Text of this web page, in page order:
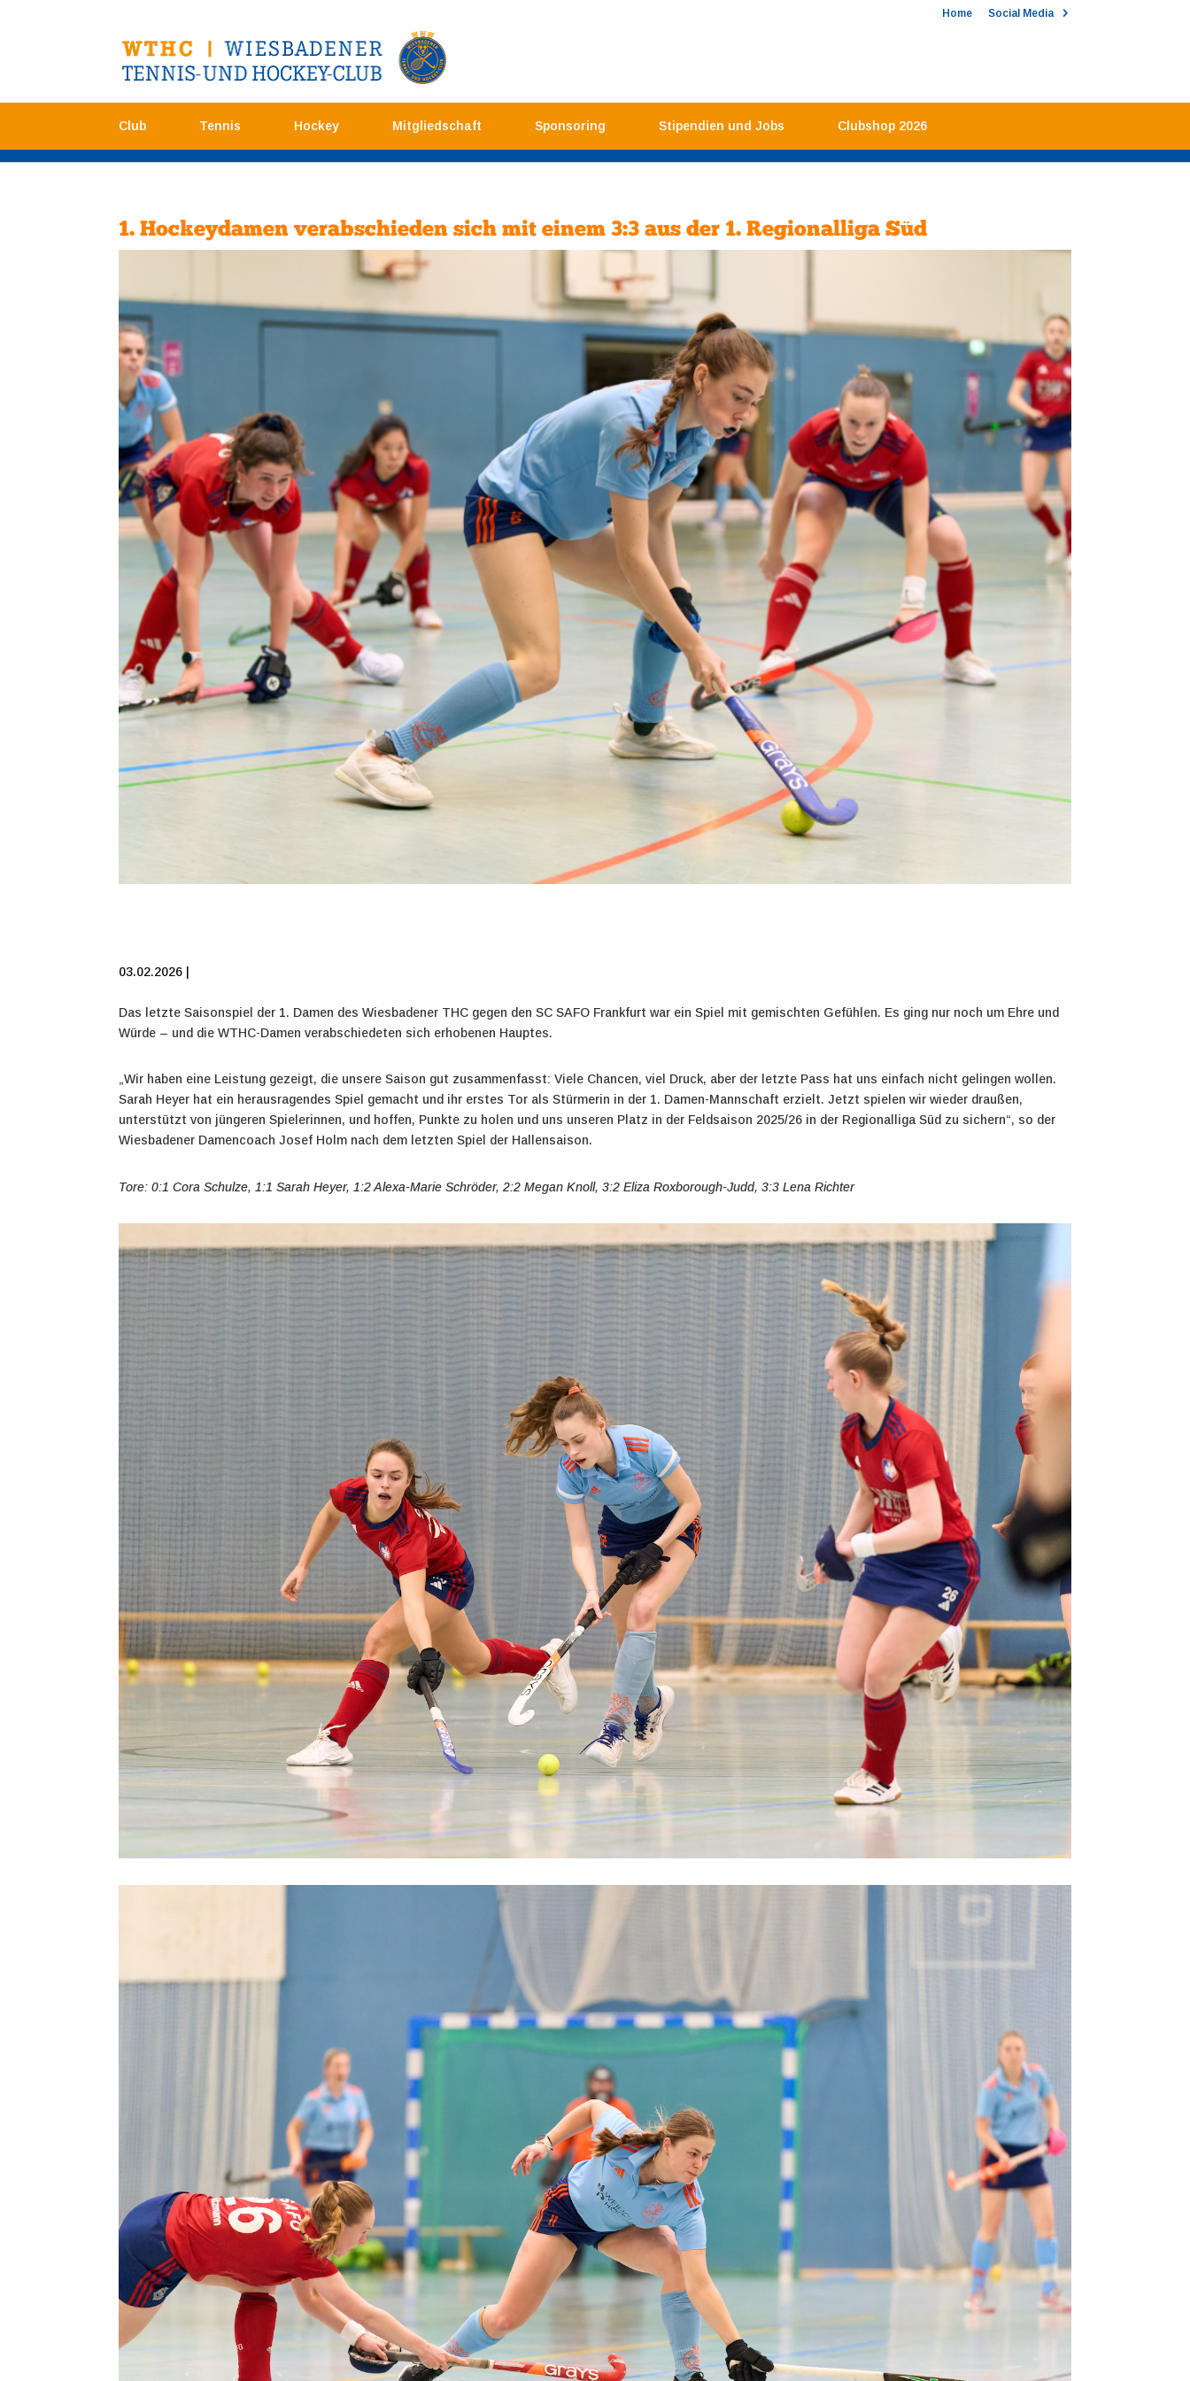
Home Social Media
Club Tennis Hockey Mitgliedschaft Sponsoring Stipendien und Jobs Clubshop 2026
1. Hockeydamen verabschieden sich mit einem 3:3 aus der 1. Regionalliga Süd
03.02.2026 |
Das letzte Saisonspiel der 1. Damen des Wiesbadener THC gegen den SC SAFO Frankfurt war ein Spiel mit gemischten Gefühlen. Es ging nur noch um Ehre und
Würde – und die WTHC-Damen verabschiedeten sich erhobenen Hauptes.
„Wir haben eine Leistung gezeigt, die unsere Saison gut zusammenfasst: Viele Chancen, viel Druck, aber der letzte Pass hat uns einfach nicht gelingen wollen.
Sarah Heyer hat ein herausragendes Spiel gemacht und ihr erstes Tor als Stürmerin in der 1. Damen-Mannschaft erzielt. Jetzt spielen wir wieder draußen,
unterstützt von jüngeren Spielerinnen, und hoffen, Punkte zu holen und uns unseren Platz in der Feldsaison 2025/26 in der Regionalliga Süd zu sichern“, so der
Wiesbadener Damencoach Josef Holm nach dem letzten Spiel der Hallensaison.
Tore: 0:1 Cora Schulze, 1:1 Sarah Heyer, 1:2 Alexa-Marie Schröder, 2:2 Megan Knoll, 3:2 Eliza Roxborough-Judd, 3:3 Lena Richter